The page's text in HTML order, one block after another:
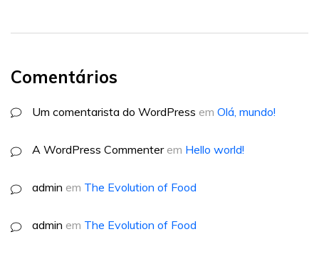
Comentários
Um comentarista do WordPress em Olá, mundo!
A WordPress Commenterem Hello world!
admin em The Evolution of Food
admin em The Evolution of Food